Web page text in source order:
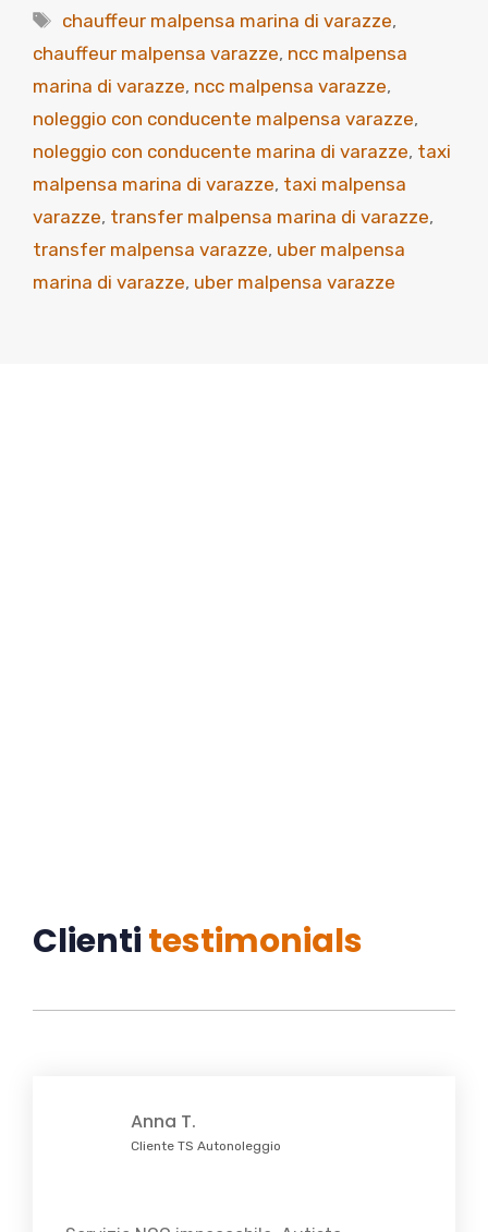
Tag
chauffeur malpensa marina di varazze,
chauffeur malpensa varazze, ncc malpensa
marina di varazze, ncc malpensa varazze,
noleggio con conducente malpensa varazze,
noleggio con conducente marina di varazze, taxi
malpensa marina di varazze, taxi malpensa
varazze, transfer malpensa marina di varazze,
transfer malpensa varazze, uber malpensa
marina di varazze, uber malpensa varazze
Clientitestimonials
Anna T.
Cliente TS Autonoleggio